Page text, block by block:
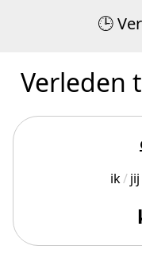
Verleden
ik jij